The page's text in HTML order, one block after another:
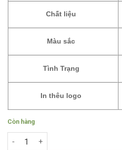
Chất liệu
Màu sắc
Tình Trạng
In thêu logo
Còn hàng
Quần áo kỹ sư vải jean bò số lượng